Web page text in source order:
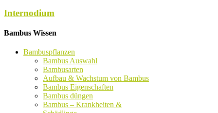
Internodium
Bambus Wissen
Bambuspflanzen
Bambus Auswahl
Bambusarten
Aufbau & Wachstum von Bambus
Bambus Eigenschaften
Bambus düngen
Bambus – Krankheiten &